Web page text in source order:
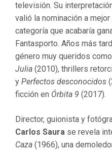
televisión. Su
valió la nominación a
categoría que acabaría
Fantasporto. Años más
género muy queridos
Julia (2010), thrillers
y Perfectos desconocidos
ficción en Órbita 9 (2017).
Director, guionista y
Carlos Saura se revela
Caza (1966), una